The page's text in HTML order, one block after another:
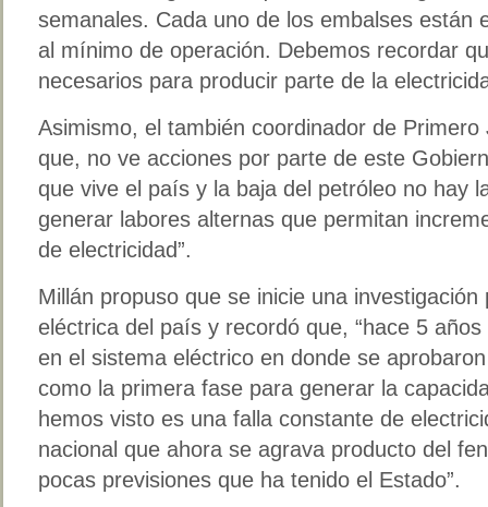
semanales. Cada uno de los embalses están
al mínimo de operación. Debemos recordar
necesarios para producir parte de la
Asimismo, el también coordinador de
que, no ve acciones por parte de este
que vive el país y la baja del petróleo no hay
generar labores alternas que permitan
de electricidad”.
Millán propuso que se inicie una
eléctrica del país y recordó que, “hace 5
en el sistema eléctrico en donde se
como la primera fase para generar la
hemos visto es una falla constante de
nacional que ahora se agrava producto del
pocas previsiones que ha tenido el Estado”.